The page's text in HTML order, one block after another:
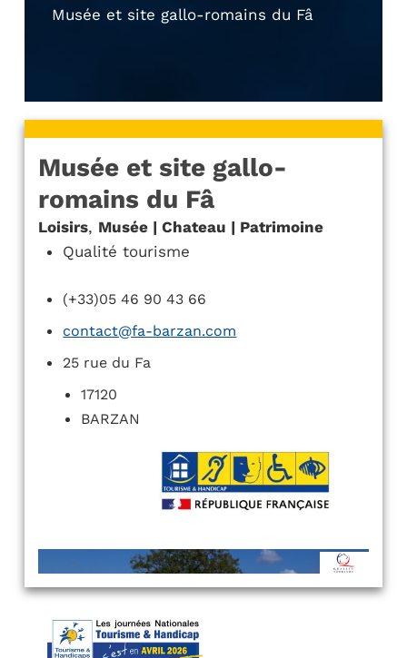
Musée et site gallo-romains du Fâ
Musée et site gallo-
romains du Fâ
Loisirs, Musée | Chateau | Patrimoine
Qualité tourisme
(+33)05 46 90 43 66
contact@fa-barzan.com
25 rue du Fa
17120
BARZAN